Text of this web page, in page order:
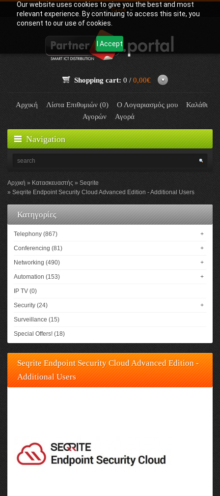
Our website uses cookies to give you the best and most
relevant experience. By continuing to access this site, you
consent to our use of cookies.
I Accept
Γλώσσα:Greek
Shopping cart: 0 / 0,00€
Αρχική Λίστα Επιθυμιών (0) Ο Λογαριασμός μου
Καλάθι
Αγορών
Αγορά
Navigation
Αρχική Κατασκευαστής
Seqrite
Seqrite Endpoint Security Cloud Advanced Edition - Additional Users
Κατηγορίες
Telephony (867) +
Conferencing (81) +
Networking (490) +
Automation (153) +
IP TV (0)
Security (24) +
Surveillance (15)
Special Offers! (18)
Seqrite Endpoint Security Cloud Advanced Edition -
Additional Users